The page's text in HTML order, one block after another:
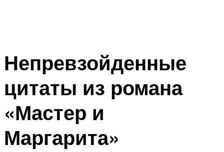
Непревзойденные
цитаты из романа
«Мастер и
Маргарита»